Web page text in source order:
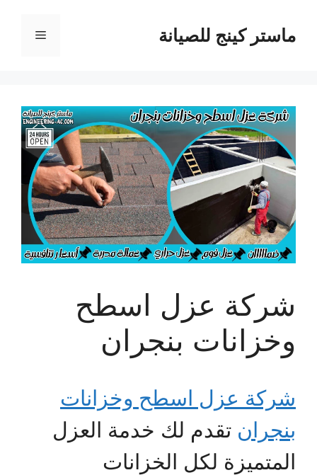
المحتوىماستر كينج للصيانة القائمة
شركة عزل اسطح
وخزانات بنجران
شركة عزل اسطح وخزانات
بنجران تقدم لك خدمة العزل
المتميزة لكل الخزانات